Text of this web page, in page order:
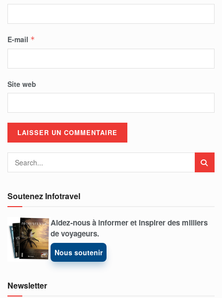
E-mail *
Site web
Soutenez Infotravel
Aidez-nous à informer et inspirer des milliers
de voyageurs.
Nous soutenir
Newsletter